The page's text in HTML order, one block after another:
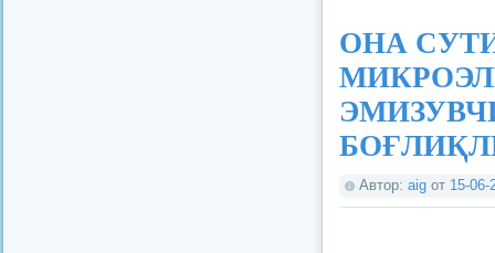
ОНА
Автор: aig от 15-06-